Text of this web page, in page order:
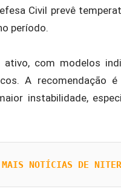
Civil prevê
período.
com modelos
A recomendação
instabilidade,
MAIS NOTÍCIAS DE